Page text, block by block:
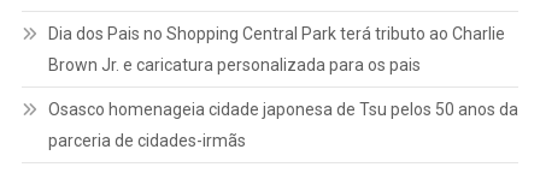
Dia dos Pais no Shopping Central Park terá tributo ao Charlie
Brown Jr. e caricatura personalizada para os pais
Osasco homenageia cidade japonesa de Tsu pelos 50 anos da
parceria de cidades-irmãs